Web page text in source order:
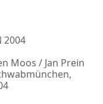
2004
Moos / Jan Prein